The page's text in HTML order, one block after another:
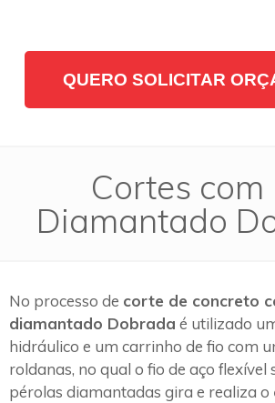
QUERO SOLICITAR
Cortes com
Diamantado
No processo de corte de concreto
diamantado Dobrada é utilizado
hidráulico e um carrinho de fio com
roldanas, no qual o fio de aço flexível
pérolas diamantadas gira e realiza o